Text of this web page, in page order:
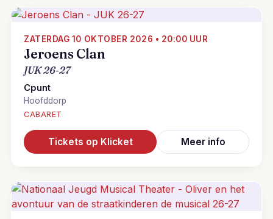
ZATERDAG 10 OKTOBER 2026 • 20:00 UUR
Jeroens Clan
JUK 26-27
Cpunt
Hoofddorp
CABARET
Tickets op Klicket Meer info